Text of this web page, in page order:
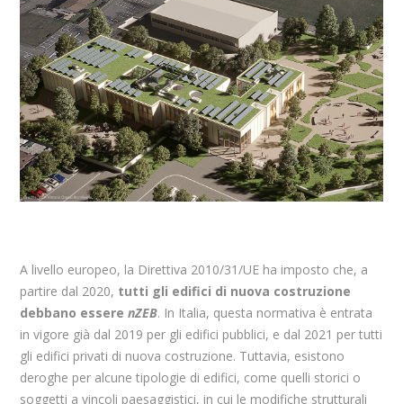
A livello europeo, la Direttiva 2010/31/UE ha imposto che, a
partire dal 2020, tutti gli edifici di nuova costruzione
debbano esserenZEB. In Italia, questa normativa è entrata
in vigore già dal 2019 per gli edifici pubblici, e dal 2021 per tutti
gli edifici privati di nuova costruzione. Tuttavia, esistono
deroghe per alcune tipologie di edifici, come quelli storici o
soggetti a vincoli paesaggistici, in cui le modifiche strutturali